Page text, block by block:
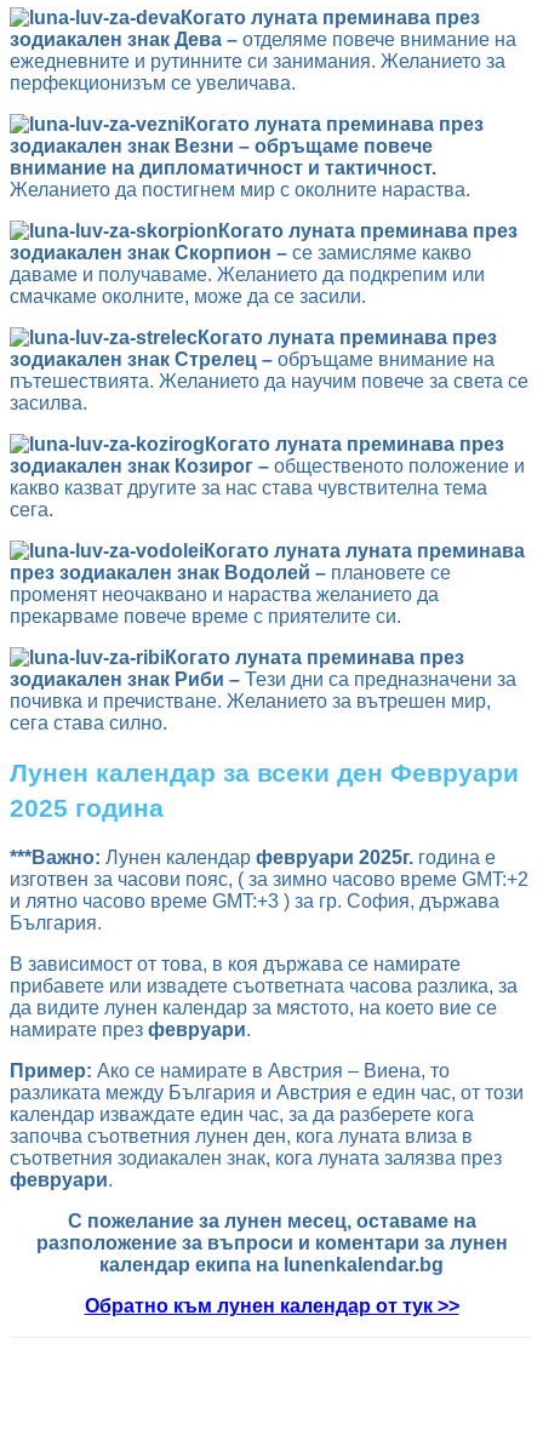
Когато луната преминава през
зодиакален знак Дева – отделяме повече внимание на
ежедневните и рутинните си занимания. Желанието за
перфекционизъм се увеличава.
Когато луната преминава през
зодиакален знак Везни – обръщаме повече
внимание на дипломатичност и тактичност.
Желанието да постигнем мир с околните нараства.
Когато луната преминава през
зодиакален знак Скорпион – се замисляме какво
даваме и получаваме. Желанието да подкрепим или
смачкаме околните, може да се засили.
Когато луната преминава през
зодиакален знак Стрелец – обръщаме внимание на
пътешествията. Желанието да научим повече за света се
засилва.
Когато луната преминава през
зодиакален знак Козирог – общественото положение и
какво казват другите за нас става чувствителна тема
сега.
Когато луната луната преминава
през зодиакален знак Водолей – плановете се
променят неочаквано и нараства желанието да
прекарваме повече време с приятелите си.
Когато луната преминава през
зодиакален знак Риби – Тези дни са предназначени за
почивка и пречистване. Желанието за вътрешен мир,
сега става силно.
Лунен календар за всеки ден Февруари
2025 година
***Важно: Лунен календар февруари 2025г. година е
изготвен за часови пояс, ( за зимно часово време GMT:+2
и лятно часово време GMT:+3 ) за гр. София, държава
България.
В зависимост от това, в коя държава се намирате
прибавете или извадете съответната часова разлика, за
да видите лунен календар за мястото, на което вие се
намирате през февруари.
Пример: Ако се намирате в Австрия – Виена, то
разликата между България и Австрия е един час, от този
календар изваждате един час, за да разберете кога
започва съответния лунен ден, кога луната влиза в
съответния зодиакален знак, кога луната залязва през
февруари.
С пожелание за лунен месец, оставаме на
разположение за въпроси и коментари за лунен
календар екипа на lunenkalendar.bg
Обратно към лунен календар от тук >>